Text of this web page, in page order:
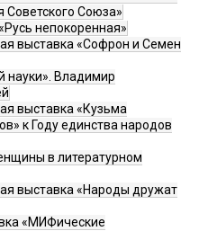
Союза»
непокоренная»
выставка «Софрон и Семен
науки». Владимир
выставка «Кузьма
к Году единства народов
в литературном
выставка «Народы дружат
«МИФические